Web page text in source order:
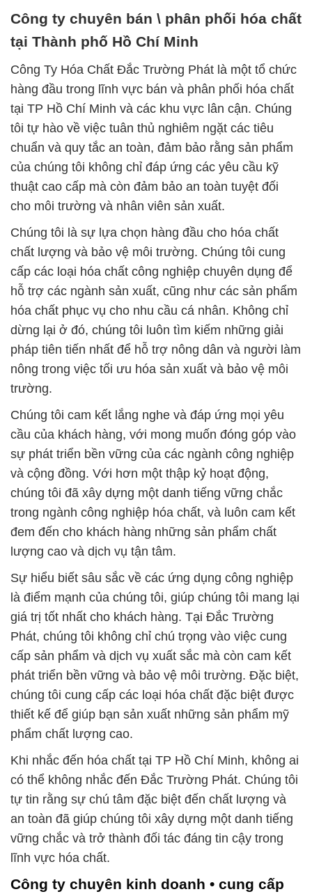
Công ty chuyên bán \ phân phối hóa chất
tại Thành phố Hồ Chí Minh
Công Ty Hóa Chất Đắc Trường Phát là một tổ chức
hàng đầu trong lĩnh vực bán và phân phối hóa chất
tại TP Hồ Chí Minh và các khu vực lân cận. Chúng
tôi tự hào về việc tuân thủ nghiêm ngặt các tiêu
chuẩn và quy tắc an toàn, đảm bảo rằng sản phẩm
của chúng tôi không chỉ đáp ứng các yêu cầu kỹ
thuật cao cấp mà còn đảm bảo an toàn tuyệt đối
cho môi trường và nhân viên sản xuất.
Chúng tôi là sự lựa chọn hàng đầu cho hóa chất
chất lượng và bảo vệ môi trường. Chúng tôi cung
cấp các loại hóa chất công nghiệp chuyên dụng để
hỗ trợ các ngành sản xuất, cũng như các sản phẩm
hóa chất phục vụ cho nhu cầu cá nhân. Không chỉ
dừng lại ở đó, chúng tôi luôn tìm kiếm những giải
pháp tiên tiến nhất để hỗ trợ nông dân và người làm
nông trong việc tối ưu hóa sản xuất và bảo vệ môi
trường.
Chúng tôi cam kết lắng nghe và đáp ứng mọi yêu
cầu của khách hàng, với mong muốn đóng góp vào
sự phát triển bền vững của các ngành công nghiệp
và cộng đồng. Với hơn một thập kỷ hoạt động,
chúng tôi đã xây dựng một danh tiếng vững chắc
trong ngành công nghiệp hóa chất, và luôn cam kết
đem đến cho khách hàng những sản phẩm chất
lượng cao và dịch vụ tận tâm.
Sự hiểu biết sâu sắc về các ứng dụng công nghiệp
là điểm mạnh của chúng tôi, giúp chúng tôi mang lại
giá trị tốt nhất cho khách hàng. Tại Đắc Trường
Phát, chúng tôi không chỉ chú trọng vào việc cung
cấp sản phẩm và dịch vụ xuất sắc mà còn cam kết
phát triển bền vững và bảo vệ môi trường. Đặc biệt,
chúng tôi cung cấp các loại hóa chất đặc biệt được
thiết kế để giúp bạn sản xuất những sản phẩm mỹ
phẩm chất lượng cao.
Khi nhắc đến hóa chất tại TP Hồ Chí Minh, không ai
có thể không nhắc đến Đắc Trường Phát. Chúng tôi
tự tin rằng sự chú tâm đặc biệt đến chất lượng và
an toàn đã giúp chúng tôi xây dựng một danh tiếng
vững chắc và trở thành đối tác đáng tin cậy trong
lĩnh vực hóa chất.
Công ty chuyên kinh doanh • cung cấp